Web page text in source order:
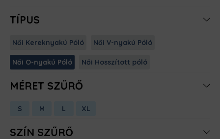
TÍPUS
Női Kereknyakú Póló Női V-nyakú Póló
Női O-nyakú Póló Női Hosszított póló
MÉRET SZŰRŐ
S M L XL
SZÍN SZŰRŐ